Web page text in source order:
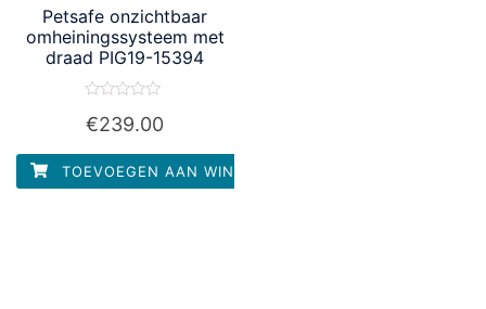
Petsafe onzichtbaar
omheiningssysteem met
draad PIG19-15394
0
5
€239.00
TOEVOEGEN AAN WINKELWAGEN